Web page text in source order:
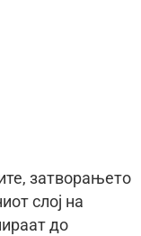
затворањето
слој на
до